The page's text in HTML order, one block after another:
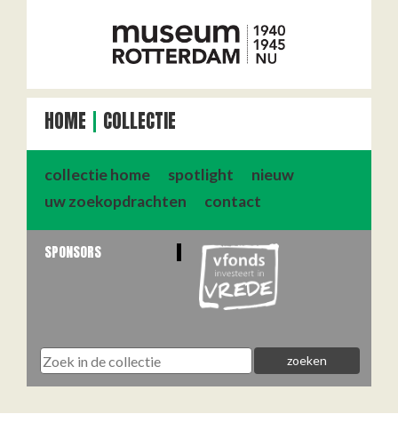
HOME COLLECTIE
collectie home spotlight
nieuw
uw zoekopdrachten
contact
SPONSORS